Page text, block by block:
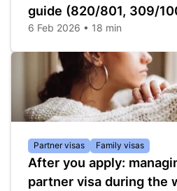
guide (820/801, 309/
6 Feb 2026 • 18 min
Partner visas Family visas
After you apply:
partner visa during the